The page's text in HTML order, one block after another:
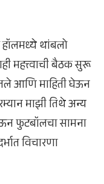
हॉलमध्ये थांबलो
महत्त्वाची बैठक सुरू
आणि माहिती घेऊन
माझी तिथे अन्य
फुटबॉलचा सामना
विचारणा